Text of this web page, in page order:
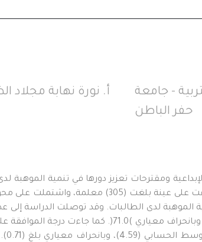
- جامعة
حفر الباطن
أ‌. نورة نهابة مجلاد
ومقترحات تعزيز دورها في تنمية
على عينة بلغت (305) معلمة، واشتملت على
الموهبة لدى الطالبات. وقد توصلت الدراسة إلى
وبانحراف معياري (
0
.
71
). كما جاءت درجة الموافقة
الحسابي (
4.59 )، وبانحراف معياري بلغ ( 0.71